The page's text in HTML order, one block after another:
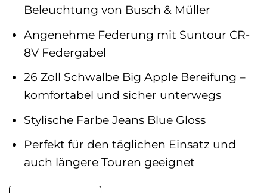
Beleuchtung von Busch & Müller
Angenehme Federung mit Suntour CR-
8V Federgabel
26 Zoll Schwalbe Big Apple Bereifung –
komfortabel und sicher unterwegs
Stylische Farbe Jeans Blue Gloss
Perfekt für den täglichen Einsatz und
auch längere Touren geeignet